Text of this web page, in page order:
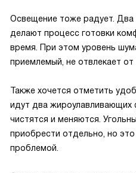
Освещение тоже радует. Два
делают процесс готовки
время. При этом уровень
приемлемый, не отвлекает от
Также хочется отметить
идут два жироулавливающих
чистятся и меняются.
приобрести отдельно, но
проблемой.